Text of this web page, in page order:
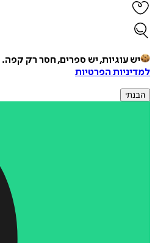
יש עוגיות, יש ספרים, חסר רק קפה.
למדיניות הפרטיות
הבנתי